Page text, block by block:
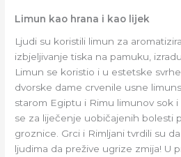
Limun kao hrana i kao lijek
Ljudi su koristili limun za
izbjeljivanje tiska na pamuku,
Limun se koristio i u estetske
dvorske dame crvenile usne
starom Egiptu i Rimu limunov sok
se za liječenje uobičajenih bolesti
groznice. Grci i Rimljani tvrdili su
ljudima da prežive ugrize zmija! U